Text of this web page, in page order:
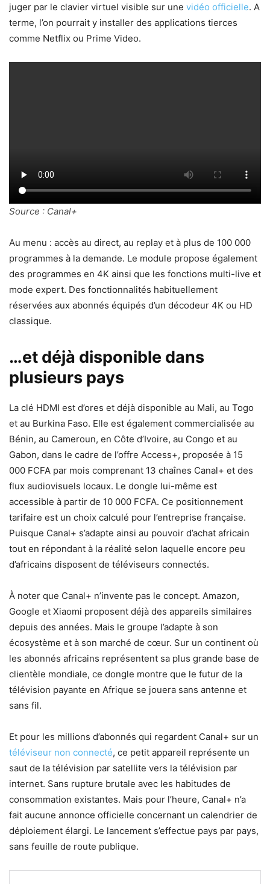
juger par le clavier virtuel visible sur une vidéo officielle. A
terme, l’on pourrait y installer des applications tierces
comme Netflix ou Prime Video.
Source : Canal+
Au menu : accès au direct, au replay et à plus de 100 000
programmes à la demande. Le module propose également
des programmes en 4K ainsi que les fonctions multi-live et
mode expert. Des fonctionnalités habituellement
réservées aux abonnés équipés d’un décodeur 4K ou HD
classique.
…et déjà disponible dans
plusieurs pays
La clé HDMI est d’ores et déjà disponible au Mali, au Togo
et au Burkina Faso. Elle est également commercialisée au
Bénin, au Cameroun, en Côte d’Ivoire, au Congo et au
Gabon, dans le cadre de l’offre Access+, proposée à 15
000 FCFA par mois comprenant 13 chaînes Canal+ et des
flux audiovisuels locaux. Le dongle lui-même est
accessible à partir de 10 000 FCFA. Ce positionnement
tarifaire est un choix calculé pour l’entreprise française.
Puisque Canal+ s’adapte ainsi au pouvoir d’achat africain
tout en répondant à la réalité selon laquelle encore peu
d’africains disposent de téléviseurs connectés.
À noter que Canal+ n’invente pas le concept. Amazon,
Google et Xiaomi proposent déjà des appareils similaires
depuis des années. Mais le groupe l’adapte à son
écosystème et à son marché de cœur. Sur un continent où
les abonnés africains représentent sa plus grande base de
clientèle mondiale, ce dongle montre que le futur de la
télévision payante en Afrique se jouera sans antenne et
sans fil.
Et pour les millions d’abonnés qui regardent Canal+ sur un
téléviseur non connecté, ce petit appareil représente un
saut de la télévision par satellite vers la télévision par
internet. Sans rupture brutale avec les habitudes de
consommation existantes. Mais pour l’heure, Canal+ n’a
fait aucune annonce officielle concernant un calendrier de
déploiement élargi. Le lancement s’effectue pays par pays,
sans feuille de route publique.